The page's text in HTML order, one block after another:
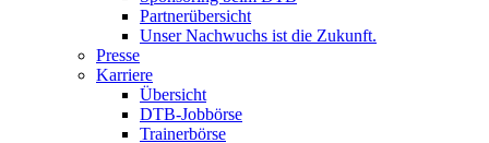
Partnerübersicht
Unser Nachwuchs ist die Zukunft.
Presse
Karriere
Übersicht
DTB-Jobbörse
Trainerbörse